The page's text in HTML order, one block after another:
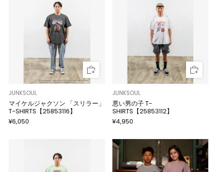
JUNKSOUL
マイケルジャクソン 「スリラー」
T-SHIRTS【25853116】
¥6,050
JUNKSOUL
悪い男の子 T-
SHIRTS【25853112】
¥4,950